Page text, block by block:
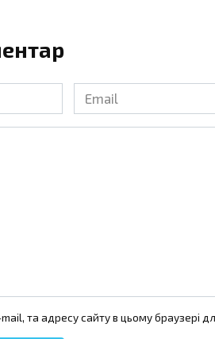
Email
та адресу сайту в цьому браузері